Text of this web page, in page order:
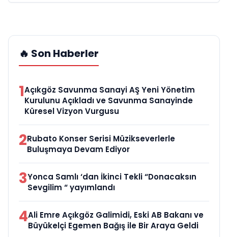
🔥 Son Haberler
1Açıkgöz Savunma Sanayi AŞ Yeni Yönetim
Kurulunu Açıkladı ve Savunma Sanayinde
Küresel Vizyon Vurgusu
2Rubato Konser Serisi Müzikseverlerle
Buluşmaya Devam Ediyor
3Yonca Samlı ‘dan İkinci Tekli “Donacaksın
Sevgilim “ yayımlandı
4Ali Emre Açıkgöz Galimidi, Eski AB Bakanı ve
Büyükelçi Egemen Bağış ile Bir Araya Geldi